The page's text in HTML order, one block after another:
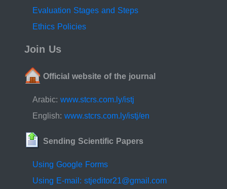
Evaluation Stages and Steps
Ethics Policies
Join Us
Official website of the journal
Arabic:www.stcrs.com.ly/istj
English:www.stcrs.com.ly/istj/en
Sending Scientific Papers
Using Google Forms
Using E-mail: stjeditor21@gmail.com